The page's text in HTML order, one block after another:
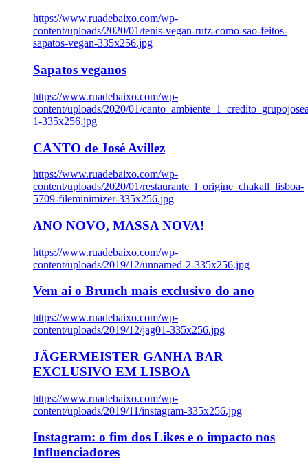
https://www.ruadebaixo.com/wp-
content/uploads/2020/01/tenis-vegan-rutz-como-sao-feitos-
sapatos-vegan-335x256.jpg
Sapatos veganos
https://www.ruadebaixo.com/wp-
content/uploads/2020/01/
1-335x256.jpg
CANTO de José Avillez
https://www.ruadebaixo.com/wp-
content/uploads/2020/01/restaurante_l_origine_chakall_lisboa-
5709-fileminimizer-335x256.jpg
ANO NOVO, MASSA NOVA!
https://www.ruadebaixo.com/wp-
content/uploads/2019/12/unnamed-2-335x256.jpg
Vem ai o Brunch mais exclusivo do ano
https://www.ruadebaixo.com/wp-
content/uploads/2019/12/jag01-335x256.jpg
JÄGERMEISTER GANHA BAR
EXCLUSIVO EM LISBOA
https://www.ruadebaixo.com/wp-
content/uploads/2019/11/instagram-335x256.jpg
Instagram: o fim dos Likes e o impacto nos
Influenciadores